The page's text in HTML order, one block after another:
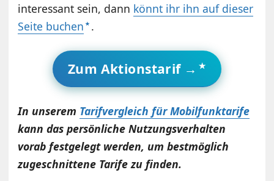
interessant sein, dann könnt ihr ihn auf dieser
Seite buchen .
Zum Aktionstarif →
In unserem Tarifvergleich für Mobilfunktarife
kann das persönliche Nutzungsverhalten
vorab festgelegt werden, um bestmöglich
zugeschnittene Tarife zu finden.